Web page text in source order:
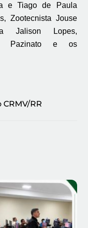
e Tiago de Paula
Zootecnista Jouse
Jalison Lopes,
Pazinato e os
RR